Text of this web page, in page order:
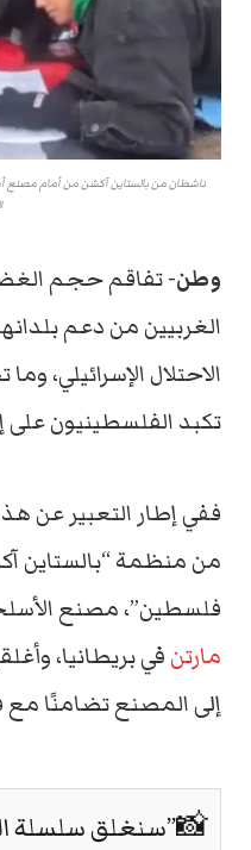
ناشطان من بالستاين آكشن من أمام مصنع
وطن-تفاقم حجم
الغربيين من دعم
الاحتلال الإسرائيلي،
تكبد الفلسطينيون على
ففي إطار التعبير عن
من منظمة “بالستاين
فلسطين”، مصنع
مارتنفي بريطانيا،
إلى المصنع تضامنًا
📸”سنغلق سلسلة